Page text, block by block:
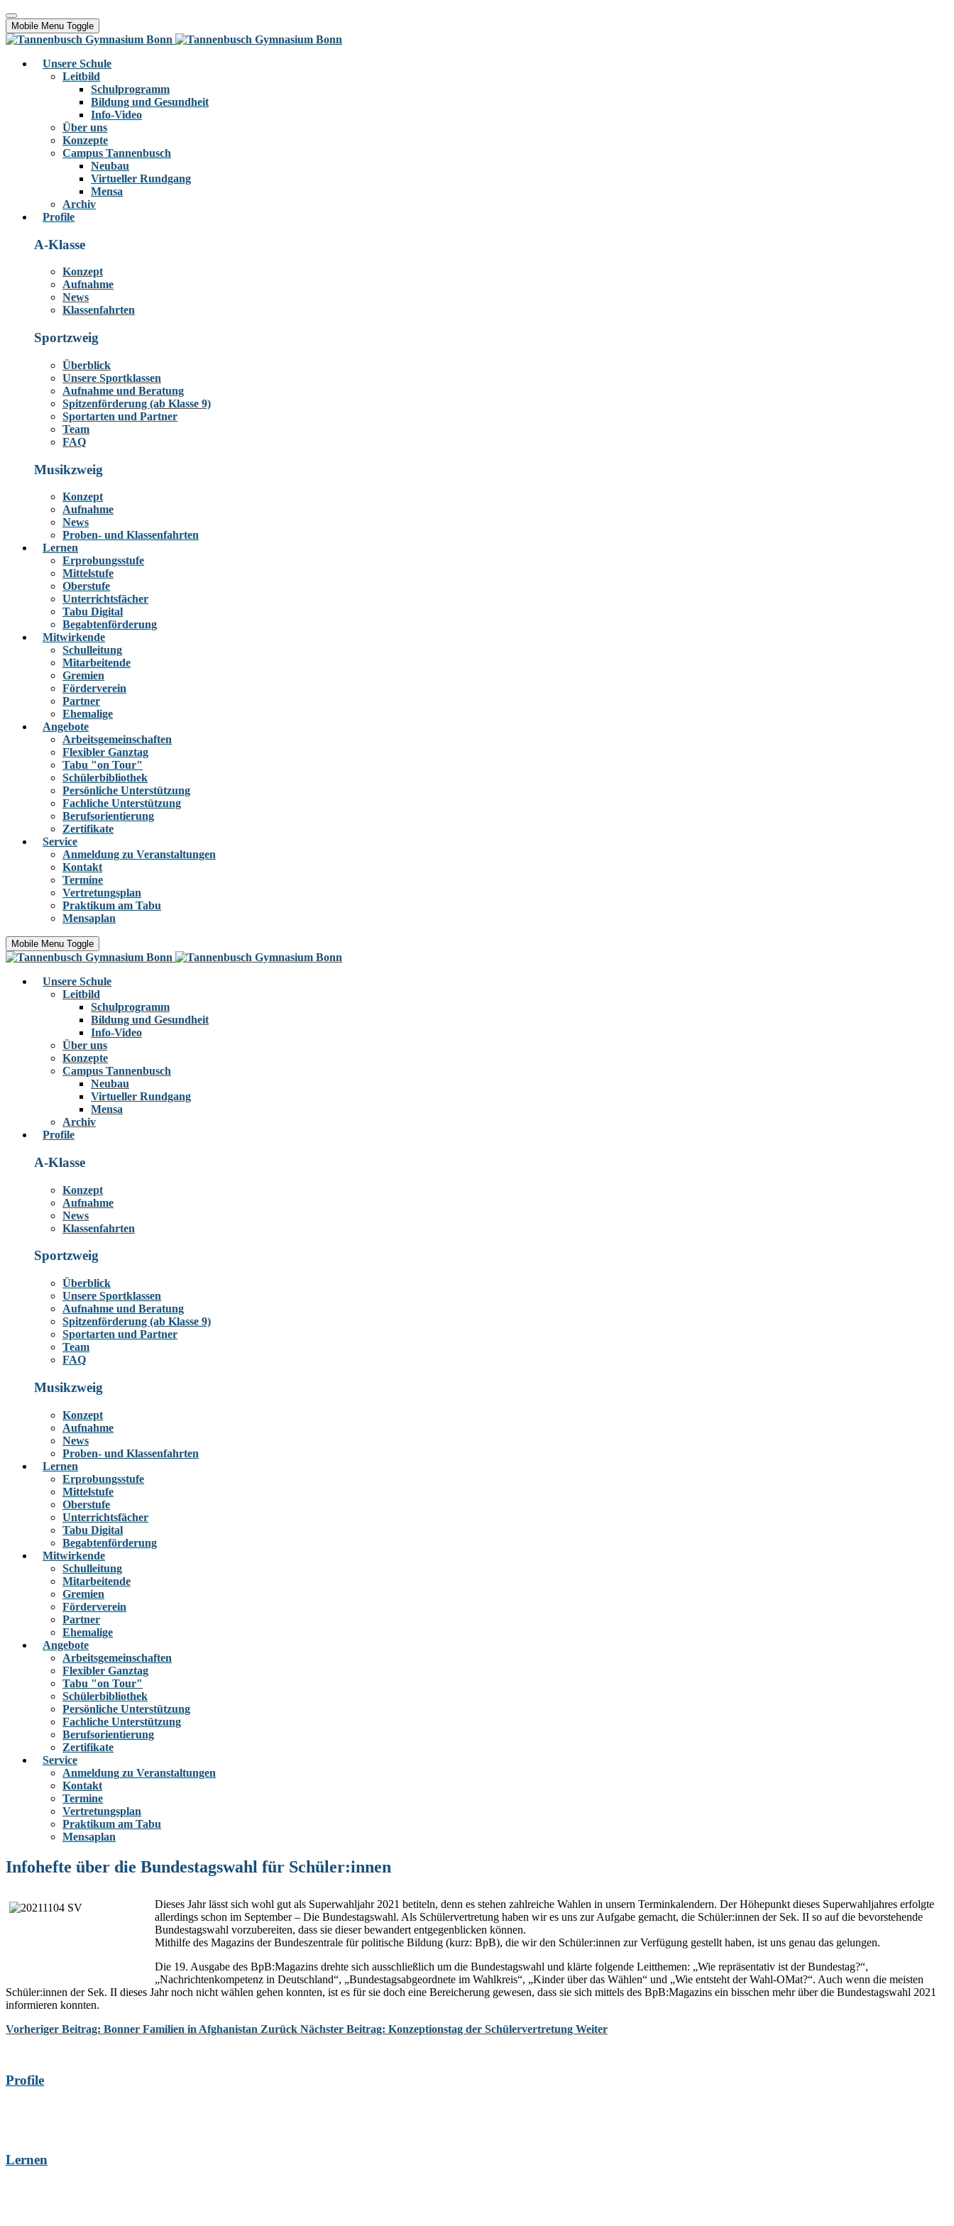
Mobile Menu Toggle
Unsere Schule
Leitbild
Schulprogramm
Bildung und Gesundheit
Info-Video
Über uns
Konzepte
Campus Tannenbusch
Neubau
Virtueller Rundgang
Mensa
Archiv
Profile
A-Klasse
Konzept
Aufnahme
News
Klassenfahrten
Sportzweig
Überblick
Unsere Sportklassen
Aufnahme und Beratung
Spitzenförderung (ab Klasse 9)
Sportarten und Partner
Team
FAQ
Musikzweig
Konzept
Aufnahme
News
Proben- und Klassenfahrten
Lernen
Erprobungsstufe
Mittelstufe
Oberstufe
Unterrichtsfächer
Tabu Digital
Begabtenförderung
Mitwirkende
Schulleitung
Mitarbeitende
Gremien
Förderverein
Partner
Ehemalige
Angebote
Arbeitsgemeinschaften
Flexibler Ganztag
Tabu "on Tour"
Schülerbibliothek
Persönliche Unterstützung
Fachliche Unterstützung
Berufsorientierung
Zertifikate
Service
Anmeldung zu Veranstaltungen
Kontakt
Termine
Vertretungsplan
Praktikum am Tabu
Mensaplan
Mobile Menu Toggle
Unsere Schule
Leitbild
Schulprogramm
Bildung und Gesundheit
Info-Video
Über uns
Konzepte
Campus Tannenbusch
Neubau
Virtueller Rundgang
Mensa
Archiv
Profile
A-Klasse
Konzept
Aufnahme
News
Klassenfahrten
Sportzweig
Überblick
Unsere Sportklassen
Aufnahme und Beratung
Spitzenförderung (ab Klasse 9)
Sportarten und Partner
Team
FAQ
Musikzweig
Konzept
Aufnahme
News
Proben- und Klassenfahrten
Lernen
Erprobungsstufe
Mittelstufe
Oberstufe
Unterrichtsfächer
Tabu Digital
Begabtenförderung
Mitwirkende
Schulleitung
Mitarbeitende
Gremien
Förderverein
Partner
Ehemalige
Angebote
Arbeitsgemeinschaften
Flexibler Ganztag
Tabu "on Tour"
Schülerbibliothek
Persönliche Unterstützung
Fachliche Unterstützung
Berufsorientierung
Zertifikate
Service
Anmeldung zu Veranstaltungen
Kontakt
Termine
Vertretungsplan
Praktikum am Tabu
Mensaplan
Infohefte über die Bundestagswahl für Schüler:innen
Dieses Jahr lässt sich wohl gut als Superwahljahr 2021 betiteln, denn es stehen zahlreiche Wahlen in unsern Terminkalendern. Der Höhepunkt dieses Superwahljahres erfolgte
allerdings schon im September – Die Bundestagswahl. Als Schülervertretung haben wir es uns zur Aufgabe gemacht, die Schüler:innen der Sek. II so auf die bevorstehende
Bundestagswahl vorzubereiten, dass sie dieser bewandert entgegenblicken können.
Mithilfe des Magazins der Bundeszentrale für politische Bildung (kurz: BpB), die wir den Schüler:innen zur Verfügung gestellt haben, ist uns genau das gelungen.
Die 19. Ausgabe des BpB:Magazins drehte sich ausschließlich um die Bundestagswahl und klärte folgende Leitthemen: „Wie repräsentativ ist der Bundestag?“,
„Nachrichtenkompetenz in Deutschland“, „Bundestagsabgeordnete im Wahlkreis“, „Kinder über das Wählen“ und „Wie entsteht der Wahl-OMat?“. Auch wenn die meisten
Schüler:innen der Sek. II dieses Jahr noch nicht wählen gehen konnten, ist es für sie doch eine Bereicherung gewesen, dass sie sich mittels des BpB:Magazins ein bisschen mehr über die Bundestagswahl 2021
informieren konnten.
Vorheriger Beitrag: Bonner Familien in Afghanistan Zurück Nächster Beitrag: Konzeptionstag der Schülervertretung Weiter
Profile
Lernen